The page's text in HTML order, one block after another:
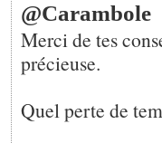
@Carambole
Merci de tes
précieuse.
Quel perte de